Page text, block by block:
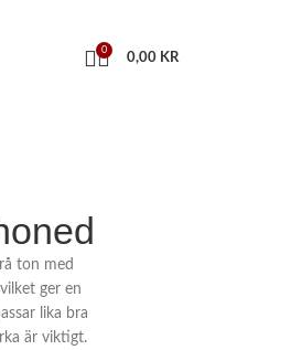
0
0,00 KR
ton med
ger en
lika bra
är viktigt.